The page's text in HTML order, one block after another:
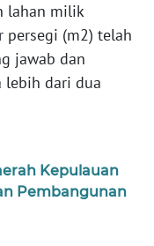
lahan milik
persegi (m2) telah
jawab dan
lebih dari dua
Kepulauan
Pembangunan